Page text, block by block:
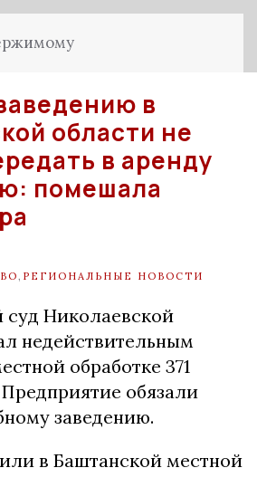
в
области не
в аренду
помешала
РЕГИОНАЛЬНЫЕ НОВОСТИ
суд Николаевской
недействительным
обработке 371
обязали
заведению.
в Баштанской местной